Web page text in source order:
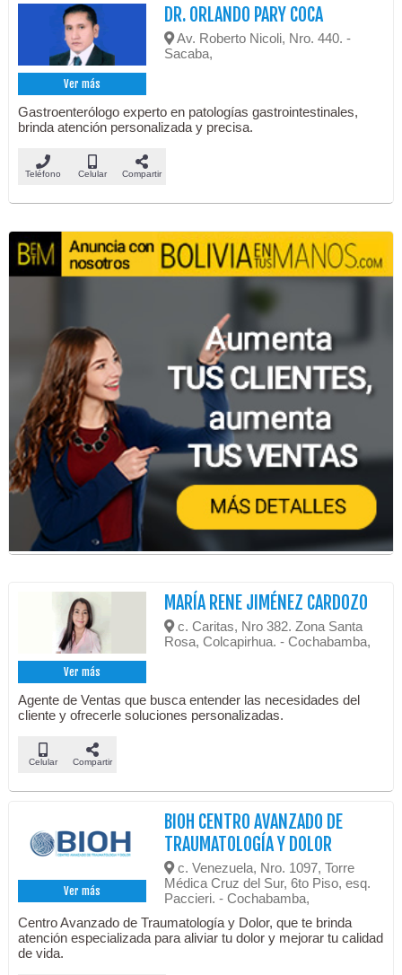
Ver más
DR. ORLANDO PARY COCA
Av. Roberto Nicoli, Nro. 440. -
Sacaba,
Gastroenterólogo experto en patologías gastrointestinales,
brinda atención personalizada y precisa.
Teléfono Celular Compartir
Ver más
MARÍA RENE JIMÉNEZ CARDOZO
c. Caritas, Nro 382. Zona Santa
Rosa, Colcapirhua. - Cochabamba,
Agente de Ventas que busca entender las necesidades del
cliente y ofrecerle soluciones personalizadas.
Celular Compartir
Ver más
BIOH CENTRO AVANZADO DE
TRAUMATOLOGÍA Y DOLOR
c. Venezuela, Nro. 1097, Torre
Médica Cruz del Sur, 6to Piso, esq.
Paccieri. - Cochabamba,
Centro Avanzado de Traumatología y Dolor, que te brinda
atención especializada para aliviar tu dolor y mejorar tu calidad
de vida.